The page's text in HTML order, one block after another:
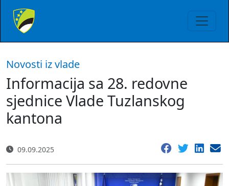
Novosti iz vlade
Informacija sa 28. redovne
sjednice Vlade Tuzlanskog
kantona
09.09.2025